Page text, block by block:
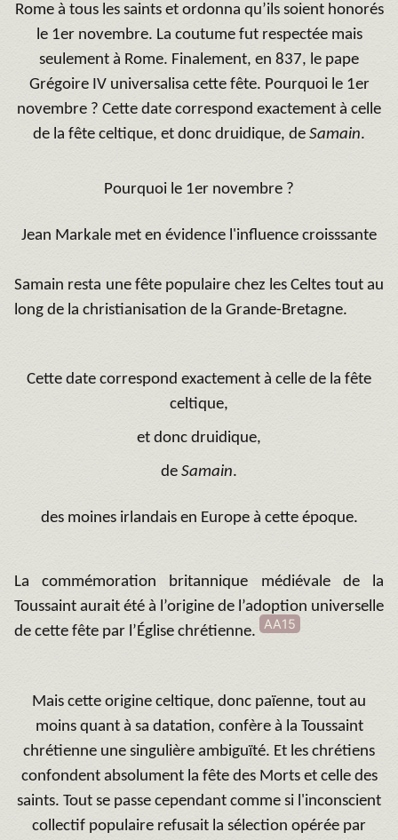
Rome à tous les saints et ordonna qu’ils soient honorés
le 1er novembre. La coutume fut respectée mais
seulement à Rome. Finalement, en 837, le pape
Grégoire IV universalisa cette fête. Pourquoi le 1er
novembre ? Cette date correspond exactement à celle
de la fête celtique, et donc druidique, de Samain.
Pourquoi le 1er novembre ?
Jean Markale met en évidence l'influence croisssante
Samain resta une fête populaire chez les Celtes tout au
long de la christianisation de la Grande-Bretagne.
Cette date correspond exactement à celle de la fête
celtique,
et donc druidique,
de Samain.
des moines irlandais en Europe à cette époque.
La commémoration britannique médiévale de la
Toussaint aurait été à l’origine de l’adoption universelle
de cette fête par l’Église chrétienne. AA15
Mais cette origine celtique, donc païenne, tout au
moins quant à sa datation, confère à la Toussaint
chrétienne une singulière ambiguïté. Et les chrétiens
confondent absolument la fête des Morts et celle des
saints. Tout se passe cependant comme si l'inconscient
collectif populaire refusait la sélection opérée par